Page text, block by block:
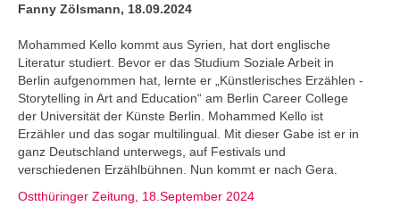
Fanny Zölsmann, 18.09.2024
Mohammed Kello kommt aus Syrien, hat dort englische
Literatur studiert. Bevor er das Studium Soziale Arbeit in
Berlin aufgenommen hat, lernte er „Künstlerisches Erzählen -
Storytelling in Art and Education“ am Berlin Career College
der Universität der Künste Berlin. Mohammed Kello ist
Erzähler und das sogar multilingual. Mit dieser Gabe ist er in
ganz Deutschland unterwegs, auf Festivals und
verschiedenen Erzählbühnen. Nun kommt er nach Gera.
Ostthüringer Zeitung, 18.September 2024